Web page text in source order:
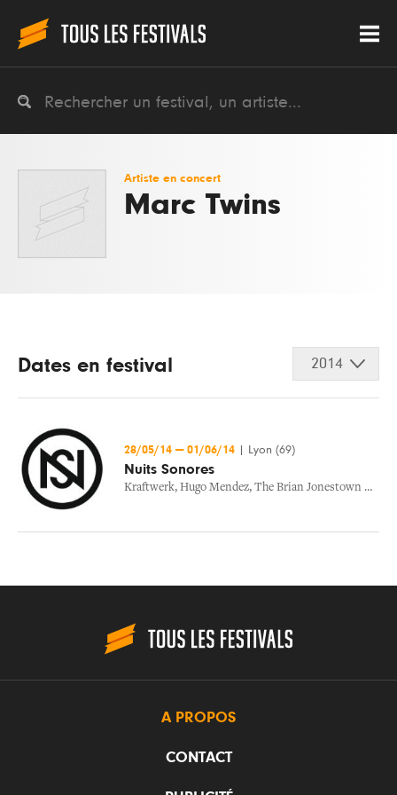
Artiste en concert
Marc Twins
Dates en festival 2014
28/05/14 — 01/06/14 Lyon (69)
Nuits Sonores
Kraftwerk, Hugo Mendez, The Brian Jonestown Massacre
A PROPOS
CONTACT